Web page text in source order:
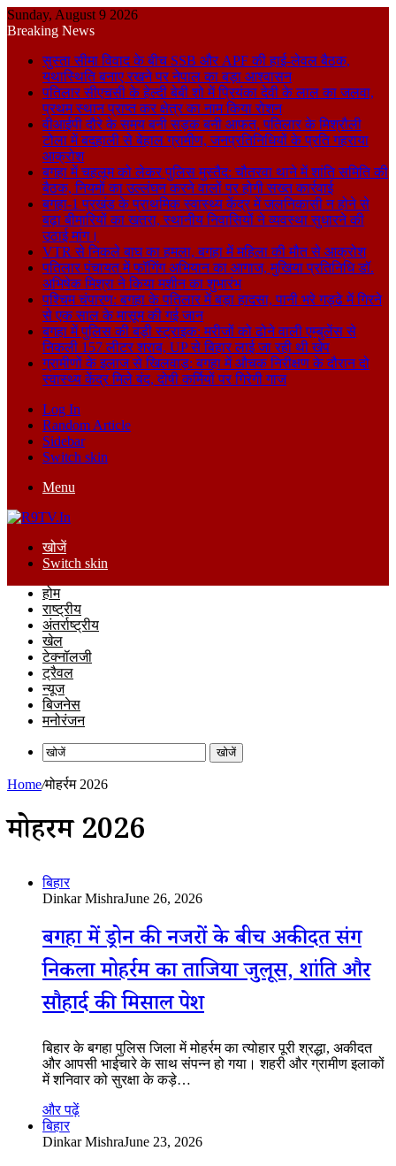
Sunday, August 9 2026
Breaking News
सुस्ता सीमा विवाद के बीच SSB और APF की हाई-लेवल बैठक,
यथास्थिति बनाए रखने पर नेपाल का बड़ा आश्वासन
पतिलार सीएचसी के हेल्दी बेबी शो में प्रियंका देवी के लाल का जलवा,
प्रथम स्थान प्राप्त कर क्षेत्र का नाम किया रोशन
वीआईपी दौरे के समय बनी सड़क बनी आफत, पतिलार के मिश्रौली
टोला में बदहाली से बेहाल ग्रामीण, जनप्रतिनिधियों के प्रति गहराया
आक्रोश
बगहा में चहलूम को लेकर पुलिस मुस्तैद: चौतरवा थाने में शांति समिति की
बैठक, नियमों का उल्लंघन करने वालों पर होगी सख्त कार्रवाई
बगहा-1 प्रखंड के प्राथमिक स्वास्थ्य केंद्र में जलनिकासी न होने से
बढ़ा बीमारियों का खतरा, स्थानीय निवासियों ने व्यवस्था सुधारने की
उठाई मांग।
VTR से निकले बाघ का हमला, बगहा में महिला की मौत से आक्रोश
पतिलार पंचायत में फॉगिंग अभियान का आगाज, मुखिया प्रतिनिधि डॉ.
अभिषेक मिश्रा ने किया मशीन का शुभारंभ
पश्चिम चंपारण: बगहा के पतिलार में बड़ा हादसा, पानी भरे गड्ढे में गिरने
से एक साल के मासूम की गई जान
बगहा में पुलिस की बड़ी स्ट्राइक: मरीजों को ढोने वाली एम्बुलेंस से
निकली 157 लीटर शराब, UP से बिहार लाई जा रही थी खेप
ग्रामीणों के इलाज से खिलवाड़: बगहा में औचक निरीक्षण के दौरान दो
स्वास्थ्य केंद्र मिले बंद, दोषी कर्मियों पर गिरेगी गाज
Log In
Random Article
Sidebar
Switch skin
Menu
खोजें
Switch skin
होम
राष्ट्रीय
अंतर्राष्ट्रीय
खेल
टेक्नॉलजी
ट्रैवल
न्यूज
बिजनेस
मनोरंजन
खोजें
Home/मोहर्रम 2026
मोहर्रम 2026
बिहार
Dinkar MishraJune 26, 2026
बगहा में ड्रोन की नजरों के बीच अकीदत संग
निकला मोहर्रम का ताजिया जुलूस, शांति और
सौहार्द की मिसाल पेश
बिहार के बगहा पुलिस जिला में मोहर्रम का त्योहार पूरी श्रद्धा, अकीदत
और आपसी भाईचारे के साथ संपन्न हो गया। शहरी और ग्रामीण इलाकों
में शनिवार को सुरक्षा के कड़े…
और पढ़ें
बिहार
Dinkar MishraJune 23, 2026